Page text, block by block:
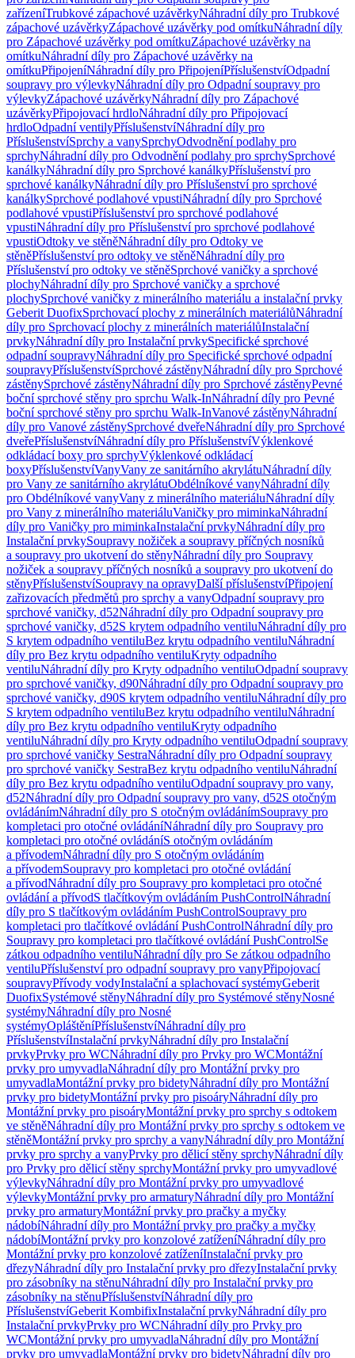
zařízeníTrubkové zápachové uzávěrkyNáhradní díly pro Trubkové
zápachové uzávěrkyZápachové uzávěrky pod omítkuNáhradní díly
pro Zápachové uzávěrky pod omítkuZápachové uzávěrky na
omítkuNáhradní díly pro Zápachové uzávěrky na
omítkuPřipojeníNáhradní díly pro PřipojeníPříslušenstvíOdpadní
soupravy pro výlevkyNáhradní díly pro Odpadní soupravy pro
výlevkyZápachové uzávěrkyNáhradní díly pro Zápachové
uzávěrkyPřipojovací hrdloNáhradní díly pro Připojovací
hrdloOdpadní ventilyPříslušenstvíNáhradní díly pro
PříslušenstvíSprchy a vanySprchyOdvodnění podlahy pro
sprchyNáhradní díly pro Odvodnění podlahy pro sprchySprchové
kanálkyNáhradní díly pro Sprchové kanálkyPříslušenství pro
sprchové kanálkyNáhradní díly pro Příslušenství pro sprchové
kanálkySprchové podlahové vpustiNáhradní díly pro Sprchové
podlahové vpustiPříslušenství pro sprchové podlahové
vpustiNáhradní díly pro Příslušenství pro sprchové podlahové
vpustiOdtoky ve stěněNáhradní díly pro Odtoky ve
stěněPříslušenství pro odtoky ve stěněNáhradní díly pro
Příslušenství pro odtoky ve stěněSprchové vaničky a sprchové
plochyNáhradní díly pro Sprchové vaničky a sprchové
plochySprchové vaničky z minerálního materiálu a instalační prvky
Geberit DuofixSprchovací plochy z minerálních materiálůNáhradní
díly pro Sprchovací plochy z minerálních materiálůInstalační
prvkyNáhradní díly pro Instalační prvkySpecifické sprchové
odpadní soupravyNáhradní díly pro Specifické sprchové odpadní
soupravyPříslušenstvíSprchové zástěnyNáhradní díly pro Sprchové
zástěnySprchové zástěnyNáhradní díly pro Sprchové zástěnyPevné
boční sprchové stěny pro sprchu Walk-InNáhradní díly pro Pevné
boční sprchové stěny pro sprchu Walk-InVanové zástěnyNáhradní
díly pro Vanové zástěnySprchové dveřeNáhradní díly pro Sprchové
dveřePříslušenstvíNáhradní díly pro PříslušenstvíVýklenkové
odkládací boxy pro sprchyVýklenkové odkládací
boxyPříslušenstvíVanyVany ze sanitárního akrylátuNáhradní díly
pro Vany ze sanitárního akrylátuObdélníkové vanyNáhradní díly
pro Obdélníkové vanyVany z minerálního materiáluNáhradní díly
pro Vany z minerálního materiáluVaničky pro miminkaNáhradní
díly pro Vaničky pro miminkaInstalační prvkyNáhradní díly pro
Instalační prvkySoupravy nožiček a soupravy příčných nosníků
a soupravy pro ukotvení do stěnyNáhradní díly pro Soupravy
nožiček a soupravy příčných nosníků a soupravy pro ukotvení do
stěnyPříslušenstvíSoupravy na opravyDalší příslušenstvíPřipojení
zařizovacích předmětů pro sprchy a vanyOdpadní soupravy pro
sprchové vaničky, d52Náhradní díly pro Odpadní soupravy pro
sprchové vaničky, d52S krytem odpadního ventiluNáhradní díly pro
S krytem odpadního ventiluBez krytu odpadního ventiluNáhradní
díly pro Bez krytu odpadního ventiluKryty odpadního
ventiluNáhradní díly pro Kryty odpadního ventiluOdpadní soupravy
pro sprchové vaničky, d90Náhradní díly pro Odpadní soupravy pro
sprchové vaničky, d90S krytem odpadního ventiluNáhradní díly pro
S krytem odpadního ventiluBez krytu odpadního ventiluNáhradní
díly pro Bez krytu odpadního ventiluKryty odpadního
ventiluNáhradní díly pro Kryty odpadního ventiluOdpadní soupravy
pro sprchové vaničky SestraNáhradní díly pro Odpadní soupravy
pro sprchové vaničky SestraBez krytu odpadního ventiluNáhradní
díly pro Bez krytu odpadního ventiluOdpadní soupravy pro vany,
d52Náhradní díly pro Odpadní soupravy pro vany, d52S otočným
ovládánímNáhradní díly pro S otočným ovládánímSoupravy pro
kompletaci pro otočné ovládáníNáhradní díly pro Soupravy pro
kompletaci pro otočné ovládáníS otočným ovládáním
a přívodemNáhradní díly pro S otočným ovládáním
a přívodemSoupravy pro kompletaci pro otočné ovládání
a přívodNáhradní díly pro Soupravy pro kompletaci pro otočné
ovládání a přívodS tlačítkovým ovládáním PushControlNáhradní
díly pro S tlačítkovým ovládáním PushControlSoupravy pro
kompletaci pro tlačítkové ovládání PushControlNáhradní díly pro
Soupravy pro kompletaci pro tlačítkové ovládání PushControlSe
zátkou odpadního ventiluNáhradní díly pro Se zátkou odpadního
ventiluPříslušenství pro odpadní soupravy pro vanyPřipojovací
soupravyPřívody vodyInstalační a splachovací systémyGeberit
DuofixSystémové stěnyNáhradní díly pro Systémové stěnyNosné
systémyNáhradní díly pro Nosné
systémyOpláštěníPříslušenstvíNáhradní díly pro
PříslušenstvíInstalační prvkyNáhradní díly pro Instalační
prvkyPrvky pro WCNáhradní díly pro Prvky pro WCMontážní
prvky pro umyvadlaNáhradní díly pro Montážní prvky pro
umyvadlaMontážní prvky pro bidetyNáhradní díly pro Montážní
prvky pro bidetyMontážní prvky pro pisoáryNáhradní díly pro
Montážní prvky pro pisoáryMontážní prvky pro sprchy s odtokem
ve stěněNáhradní díly pro Montážní prvky pro sprchy s odtokem ve
stěněMontážní prvky pro sprchy a vanyNáhradní díly pro Montážní
prvky pro sprchy a vanyPrvky pro dělicí stěny sprchyNáhradní díly
pro Prvky pro dělicí stěny sprchyMontážní prvky pro umyvadlové
výlevkyNáhradní díly pro Montážní prvky pro umyvadlové
výlevkyMontážní prvky pro armaturyNáhradní díly pro Montážní
prvky pro armaturyMontážní prvky pro pračky a myčky
nádobíNáhradní díly pro Montážní prvky pro pračky a myčky
nádobíMontážní prvky pro konzolové zatíženíNáhradní díly pro
Montážní prvky pro konzolové zatíženíInstalační prvky pro
dřezyNáhradní díly pro Instalační prvky pro dřezyInstalační prvky
pro zásobníky na stěnuNáhradní díly pro Instalační prvky pro
zásobníky na stěnuPříslušenstvíNáhradní díly pro
PříslušenstvíGeberit KombifixInstalační prvkyNáhradní díly pro
Instalační prvkyPrvky pro WCNáhradní díly pro Prvky pro
WCMontážní prvky pro umyvadlaNáhradní díly pro Montážní
prvky pro umyvadlaMontážní prvky pro bidetyNáhradní díly pro